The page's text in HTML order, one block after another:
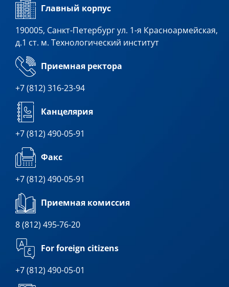
Главный корпус
190005, Санкт-Петербург ул. 1-я Красноармейская,
д.1 ст. м. Технологический институт
Приемная ректора
+7 (812) 316-23-94
Канцелярия
+7 (812) 490-05-91
Факс
+7 (812) 490-05-91
Приемная комиссия
8 (812) 495-76-20
For foreign citizens
+7 (812) 490-05-01